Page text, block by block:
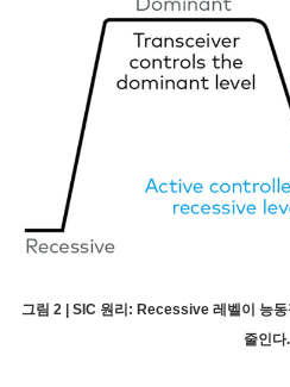
그림 2 | SIC 원리: Recessive 레벨이 능
줄인다.